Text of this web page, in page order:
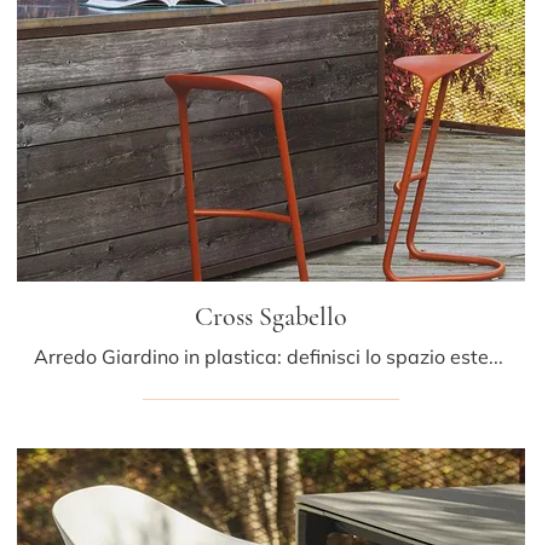
Cross Sgabello
Arredo Giardino in plastica: definisci lo spazio esterno con diverse soluzioni di sgabelli da giardino del brand LaPalma.